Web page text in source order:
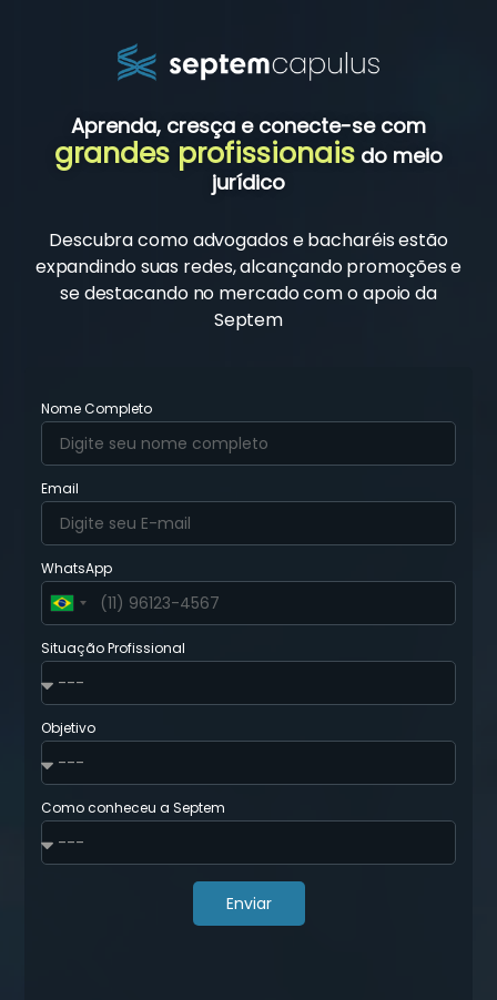
Aprenda, cresça e conecte-se com
grandes profissionais do meio
jurídico
Descubra como advogados e bacharéis estão
expandindo suas redes, alcançando promoções e
se destacando no mercado com o apoio da
Septem
Nome Completo
Email
WhatsApp
Brazil
Situação Profissional
Objetivo
Como conheceu a Septem
Enviar